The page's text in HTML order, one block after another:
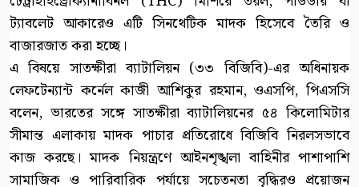
ট্যাবলেট আকারেও এটি সিনথেটিক মাদক হিসেবে তৈরি ও
বাজারজাত করা হচ্ছে।
এ বিষয়ে সাতক্ষীরা ব্যাটালিয়ন (৩৩ বিজিবি)-এর অধিনায়ক
লেফটেন্যান্ট কর্নেল কাজী আশিকুর রহমান, ওএসপি, পিএসসি
বলেন, ভারতের সঙ্গে সাতক্ষীরা ব্যাটালিয়নের ৫৪ কিলোমিটার
সীমান্ত এলাকায় মাদক পাচার প্রতিরোধে বিজিবি নিরলসভাবে
কাজ করছে। মাদক নিয়ন্ত্রণে আইনশৃঙ্খলা বাহিনীর পাশাপাশি
সামাজিক ও পারিবারিক পর্যায়ে সচেতনতা বৃদ্ধিরও প্রয়োজন